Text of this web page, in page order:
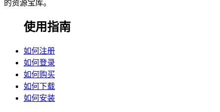
的资源宝库。
使用指南
如何注册
如何登录
如何购买
如何下载
如何安装